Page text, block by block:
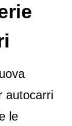
autocarri
le